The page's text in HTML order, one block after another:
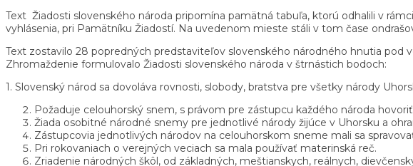
Text Žiadosti slovenského národa pripomína pamätná tabuľa, ktorú odhalili v
vyhlásenia, pri Pamätníku Žiadostí. Na uvedenom mieste stáli v tom čase
Text zostavilo 28 popredných predstaviteľov slovenského národného hnutia pod
Zhromaždenie formulovalo Žiadosti slovenského národa v štrnástich bodoch:
1. Slovenský národ sa dovoláva rovnosti, slobody, bratstva pre všetky národy
Požaduje celouhorský snem, s právom pre zástupcu každého národa
Žiada osobitné národné snemy pre jednotlivé národy žijúce v Uhorsku a
Zástupcovia jednotlivých národov na celouhorskom sneme mali sa
Pri rokovaniach o verejných veciach sa mala používať materinská reč.
Zriadenie národných škôl, od základných, meštianskych, reálnych,